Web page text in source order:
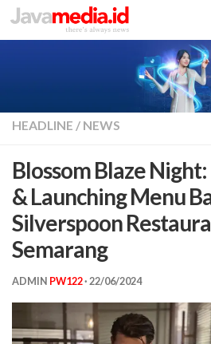
Skip to content
HEADLINE / NEWS
Blossom Blaze
& Launching Menu
Silverspoon
Semarang
ADMIN PW122· 22/06/2024